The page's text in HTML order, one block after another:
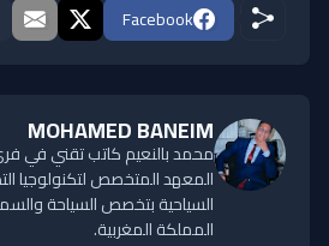
Facebook
MOHAMED BANEIM
المعهد المتخصص لتكنولوجيا
السياحية بتخصص السياحة
المملكة المغربية.